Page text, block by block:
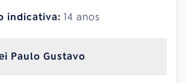
indicativa: 14 anos
Paulo Gustavo